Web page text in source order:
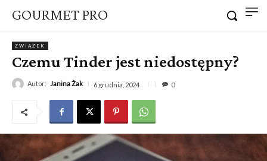
GOURMET PRO
ZWIĄZEK
Czemu Tinder jest niedostępny?
Autor: Janina Żak 6 grudnia, 2024 0